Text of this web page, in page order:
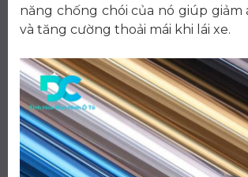
năng chống chói của nó giúp giảm
và tăng cường thoải mái khi lái xe.